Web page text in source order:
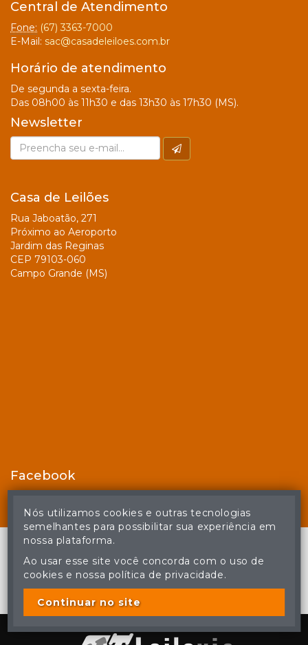
Central de Atendimento
Fone: (67) 3363-7000
E-Mail: sac@casadeleiloes.com.br
Horário de atendimento
De segunda a sexta-feira.
Das 08h00 às 11h30 e das 13h30 às 17h30 (MS).
Newsletter
Casa de Leilões
Rua Jaboatão, 271
Próximo ao Aeroporto
Jardim das Reginas
CEP 79103-060
Campo Grande (MS)
Facebook
© Casa de Leilões - Todos os direitos reservados
A cópia ou reprodução não autorizada do conteúdo deste site
poderá acarretar em penas previstas em lei.
Nós utilizamos cookies e outras tecnologias
semelhantes para possibilitar sua experiência em
nossa plataforma.
Ao usar esse site você concorda com o uso de
cookies e nossa política de privacidade.
Continuar no site